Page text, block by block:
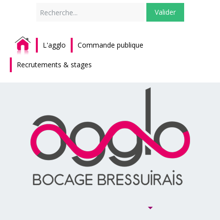
Valider
L'agglo Commande publique
Recrutements & stages